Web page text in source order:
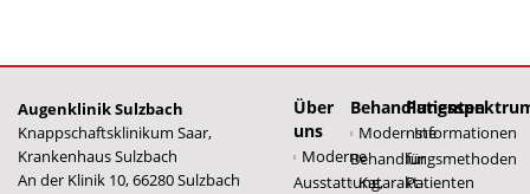
Augenklinik Sulzbach
Knappschaftsklinikum Saar,
Krankenhaus Sulzbach
An der Klinik 10, 66280 Sulzbach
Über
uns
Moderne
Ausstattung,
Modernste
Behandlungsmethoden
Katarakt-
Patienten
Informationen
für
Patienten